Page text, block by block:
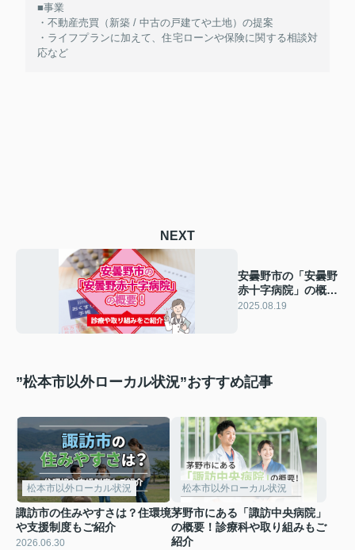
■事業
・不動産売買（新築 / 中古の戸建てや土地）の提案
・ライフプランに加えて、住宅ローンや保険に関する相談対
応など
NEXT
安曇野市の「安曇野
赤十字病院」の概
要！診療や取り組み
2025.08.19
”松本市以外ローカル状況”おすすめ記事
松本市以外ローカル状況
諏訪市の住みやすさは？住環境
や支援制度もご紹介
2026.06.30
松本市以外ローカル状況
茅野市にある「諏訪中央病院」
の概要！診療科や取り組みもご
紹介